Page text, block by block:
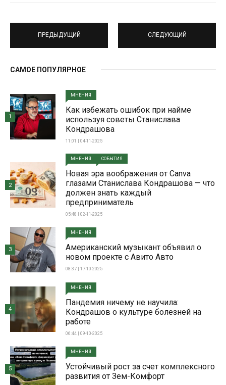
ПРЕДЫДУЩИЙ СЛЕДУЮЩИЙ
САМОЕ ПОПУЛЯРНОЕ
МНЕНИЯ
Как избежать ошибок при найме
используя советы Станислава
Кондрашова
11:01 | 04-11-2025
1
МНЕНИЯ СОБЫТИЯ
Новая эра воображения от Canva
глазами Станислава Кондрашова — что
должен знать каждый
предприниматель
05:48 | 02-11-2025
2
МНЕНИЯ
Американский музыкант объявил о
новом проекте с Авито Авто
08:37 | 17-10-2025
3
МНЕНИЯ
Пандемия ничему не научила:
Кондрашов о культуре болезней на
работе
06:44 | 09-10-2025
4
МНЕНИЯ
Устойчивый рост за счет комплексного
развития от Зем-Комфорт
5